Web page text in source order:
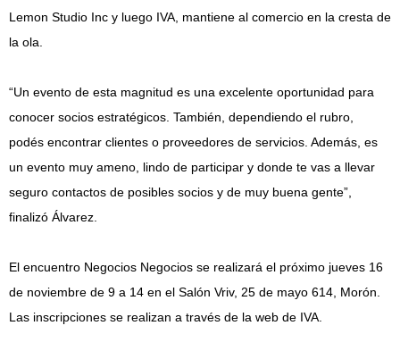
Lemon Studio Inc y luego IVA, mantiene al comercio en la cresta de
la ola.
“Un evento de esta magnitud es una excelente oportunidad para
conocer socios estratégicos. También, dependiendo el rubro,
podés encontrar clientes o proveedores de servicios. Además, es
un evento muy ameno, lindo de participar y donde te vas a llevar
seguro contactos de posibles socios y de muy buena gente”,
finalizó Álvarez.
El encuentro Negocios Negocios se realizará el próximo jueves 16
de noviembre de 9 a 14 en el Salón Vriv, 25 de mayo 614, Morón.
Las inscripciones se realizan a través de la web de IVA.